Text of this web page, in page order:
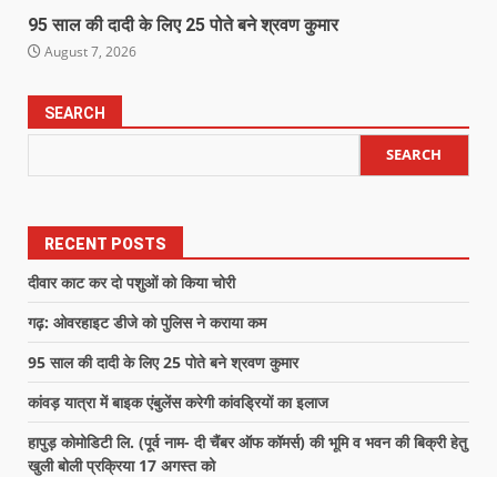
95 साल की दादी के लिए 25 पोते बने श्रवण कुमार
August 7, 2026
SEARCH
SEARCH
RECENT POSTS
दीवार काट कर दो पशुओं को किया चोरी
गढ़: ओवरहाइट डीजे को पुलिस ने कराया कम
95 साल की दादी के लिए 25 पोते बने श्रवण कुमार
कांवड़ यात्रा में बाइक एंबुलेंस करेगी कांवड्रियों का इलाज
हापुड़ कोमोडिटी लि. (पूर्व नाम- दी चैंबर ऑफ कॉमर्स) की भूमि व भवन की बिक्री हेतु
खुली बोली प्रक्रिया 17 अगस्त को